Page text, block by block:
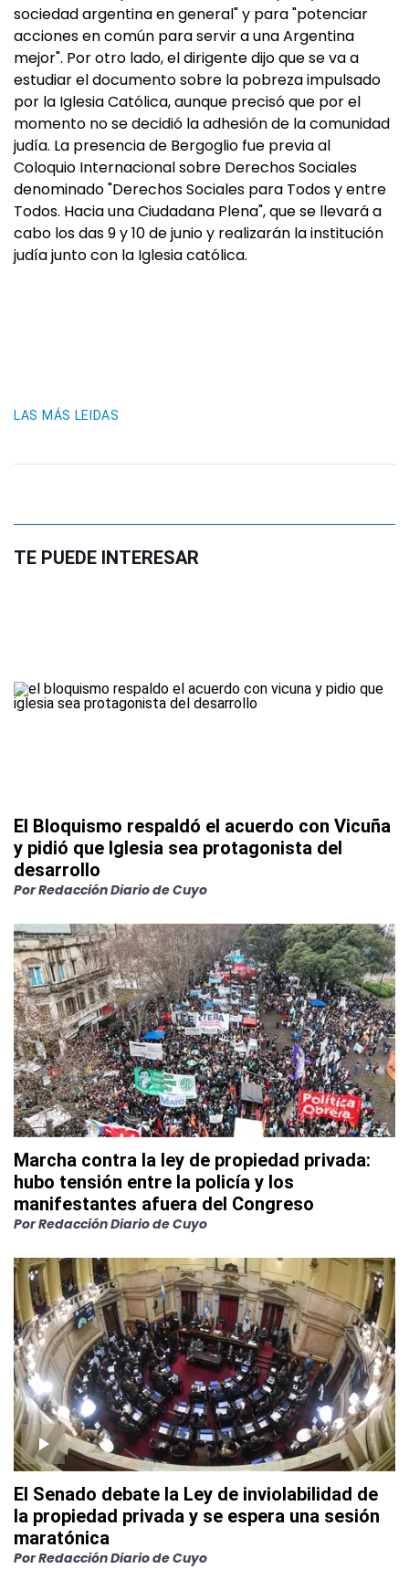
sociedad argentina en general" y para "potenciar
acciones en común para servir a una Argentina
mejor". Por otro lado, el dirigente dijo que se va a
estudiar el documento sobre la pobreza impulsado
por la Iglesia Católica, aunque precisó que por el
momento no se decidió la adhesión de la comunidad
judía. La presencia de Bergoglio fue previa al
Coloquio Internacional sobre Derechos Sociales
denominado "Derechos Sociales para Todos y entre
Todos. Hacia una Ciudadana Plena", que se llevará a
cabo los das 9 y 10 de junio y realizarán la institución
judía junto con la Iglesia católica.
LAS MÁS LEIDAS
TE PUEDE INTERESAR
El Bloquismo respaldó el acuerdo con Vicuña
y pidió que Iglesia sea protagonista del
desarrollo
PorRedacción Diario de Cuyo
Marcha contra la ley de propiedad privada:
hubo tensión entre la policía y los
manifestantes afuera del Congreso
PorRedacción Diario de Cuyo
El Senado debate la Ley de inviolabilidad de
la propiedad privada y se espera una sesión
maratónica
PorRedacción Diario de Cuyo